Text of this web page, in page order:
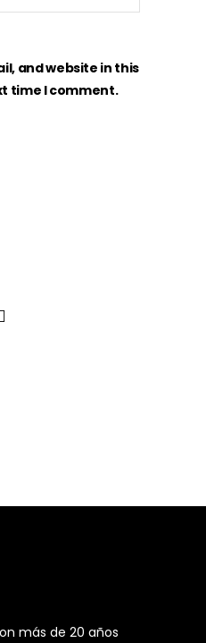
and website in this
time I comment.
más de 20 años